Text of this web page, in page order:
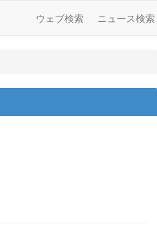
ウェブ検索 ニュース検索